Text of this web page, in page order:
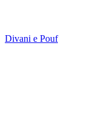
Divani e Pouf